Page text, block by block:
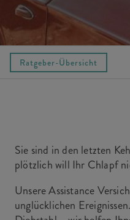
Ratgeber-Übersicht
Sie sind in den letzten
plötzlich will Ihr Chlapf
Unsere Assistance
unglücklichen